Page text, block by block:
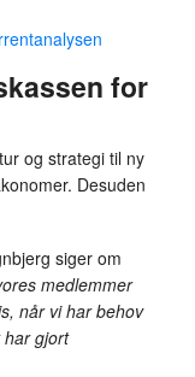
for
og strategi til ny
Desuden
siger om
medlemmer
når vi har behov
har gjort